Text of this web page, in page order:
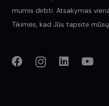
mumis dirbti. Atsakymas
Tikimės, kad Jūs tapsite